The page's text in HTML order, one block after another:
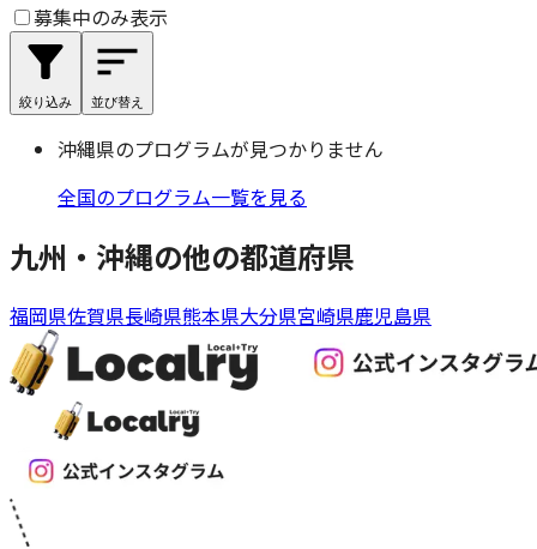
募集中のみ表示
絞り込み 並び替え
沖縄県のプログラムが見つかりません
全国のプログラム一覧を見る
九州・沖縄の他の都道府県
福岡県佐賀県長崎県熊本県大分県宮崎県鹿児島県